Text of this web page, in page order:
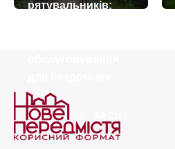
рятувальників:
осіб
today23.07.2026